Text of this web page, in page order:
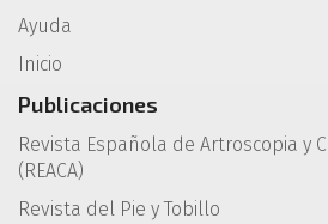
Ayuda
Inicio
Publicaciones
Revista Española de Artroscopia y
(REACA)
Revista del Pie y Tobillo